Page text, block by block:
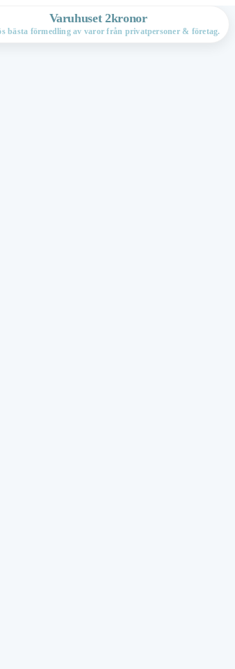
Varuhuset 2kronor
bästa förmedling av varor från privatpersoner & företag.